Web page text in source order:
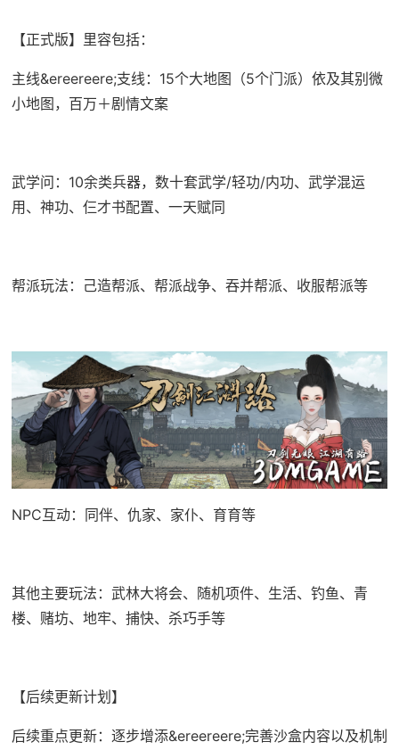
【正式版】里容包括：
主线&ereereere;支线：15个大地图（5个门派）依及其别微
小地图，百万＋剧情文案
武学问：10余类兵器，数十套武学/轻功/内功、武学混运
用、神功、仨才书配置、一天赋同
帮派玩法：己造帮派、帮派战争、吞并帮派、收服帮派等
NPC互动：同伴、仇家、家仆、育育等
其他主要玩法：武林大将会、随机项件、生活、钓鱼、青
楼、赌坊、地牢、捕快、杀巧手等
【后续更新计划】
后续重点更新：逐步增添&ereereere;完善沙盒内容以及机制